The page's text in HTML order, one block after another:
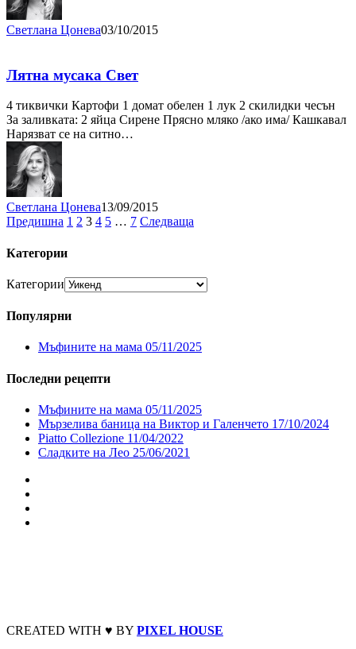
Светлана Цонева03/10/2015
Лятна мусака Свет
4 тиквички Картофи 1 домат обелен 1 лук 2 скилидки чесън
За заливката: 2 яйца Сирене Прясно мляко /ако има/ Кашкавал
Нарязват се на ситно…
Светлана Цонева13/09/2015
Предишна 1 2 3 4 5 … 7 Следваща
Категории
Категории
Популярни
Мъфините на мама 05/11/2025
Последни рецепти
Мъфините на мама 05/11/2025
Мързелива баница на Виктор и Галенчето 17/10/2024
Piatto Collezione 11/04/2022
Сладките на Лео 25/06/2021
CREATED WITH ♥ BY PIXEL HOUSE